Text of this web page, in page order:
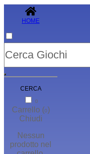
HOME
CERCA
0
Carrello (0)
Chiudi
Nessun
prodotto nel